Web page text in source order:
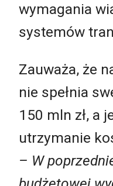
wymagania
systemów
Zauważa, że
nie spełnia
150 mln zł, a
utrzymanie
– W